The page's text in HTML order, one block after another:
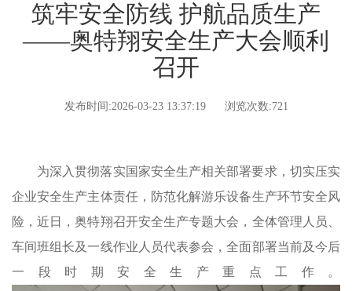
筑牢安全防线 护航品质生产
——奥特翔安全生产大会顺利
召开
发布时间:2026-03-23 13:37:19 浏览次数:721
为深入贯彻落实国家安全生产相关部署要求，切实压实
企业安全生产主体责任，防范化解游乐设备生产环节安全风
险，近日，奥特翔召开安全生产专题大会，全体管理人员、
车间班组长及一线作业人员代表参会，全面部署当前及今后
一段时期安全生产重点工作。